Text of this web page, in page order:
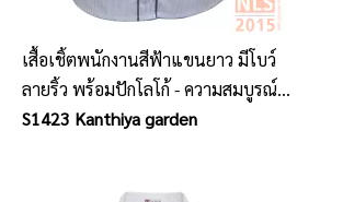
เสื้อเชิ้ตพนักงานสีฟ้าแขนยาว มีโบว์
ลายริ้ว พร้อมปักโลโก้ - ความสมบูรณ์
แบบในทุกการทำงาน
S1423 Kanthiya garden